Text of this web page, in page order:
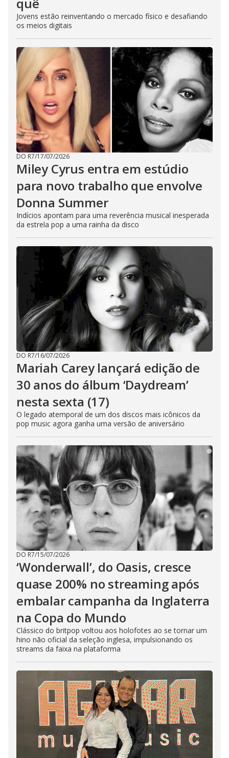
Jovens estão reinventando o mercado físico e desafiando
os meios digitais
DO R7/17/07/2026
Miley Cyrus entra em estúdio
para novo trabalho que envolve
Donna Summer
Indícios apontam para uma reverência musical inesperada
da estrela pop a uma rainha da disco
DO R7/16/07/2026
Mariah Carey lançará edição de
30 anos do álbum ‘Daydream’
nesta sexta (17)
O legado atemporal de um dos discos mais icônicos da
pop music agora ganha uma versão de aniversário
DO R7/15/07/2026
‘Wonderwall’, do Oasis, cresce
quase 200% no streaming após
embalar campanha da Inglaterra
na Copa do Mundo
Clássico do britpop voltou aos holofotes ao se tornar um
hino não oficial da seleção inglesa, impulsionando os
streams da faixa na plataforma